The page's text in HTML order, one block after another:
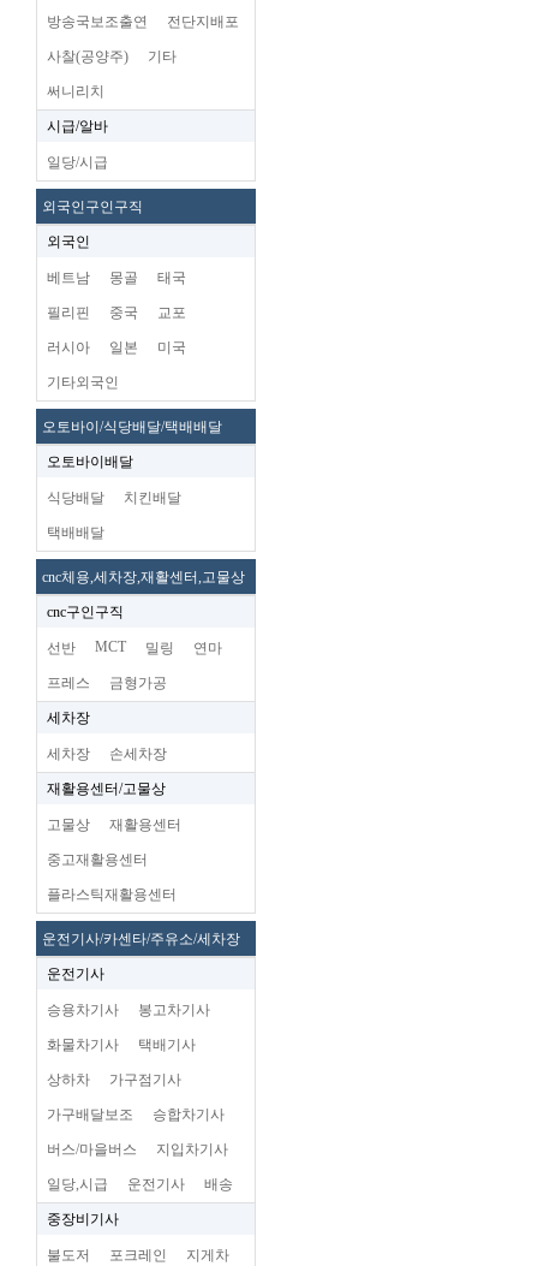
방송국보조출연 전단지배포
사찰(공양주) 기타
써니리치
시급/알바
일당/시급
외국인구인구직
외국인
베트남 몽골 태국
필리핀 중국 교포
러시아 일본 미국
기타외국인
오토바이/식당배달/택배배달
오토바이배달
식당배달 치킨배달
택배배달
cnc체용,세차장,재활센터,고물상
cnc구인구직
선반 MCT 밀링 연마
프레스 금형가공
세차장
세차장 손세차장
재활용센터/고물상
고물상 재활용센터
중고재활용센터
플라스틱재활용센터
운전기사/카센타/주유소/세차장
운전기사
승용차기사 봉고차기사
화물차기사 택배기사
상하차 가구점기사
가구배달보조 승합차기사
버스/마을버스 지입차기사
일당,시급 운전기사 배송
중장비기사
불도저 포크레인 지게차